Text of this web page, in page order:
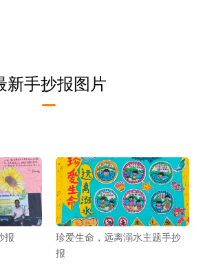
新手抄报图片
报
珍爱生命，远离溺水主题手抄
报